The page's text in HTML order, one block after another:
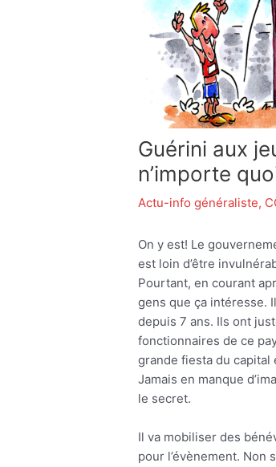
Guérini aux
n’importe
Actu-info généraliste,
On y est! Le
est loin d’être
Pourtant, en courant
gens que ça intéresse.
depuis 7 ans. Ils ont
fonctionnaires de ce
grande fiesta du capital
Jamais en manque
le secret.
Il va mobiliser des
pour l’évènement. Non